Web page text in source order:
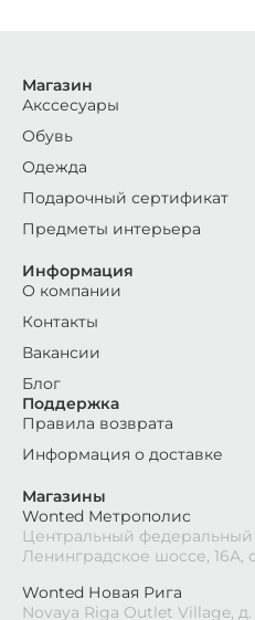
Магазины
Wonted Метрополис
Центральный федеральный
Ленинградское шоссе, 16А,
Wonted Новая Рига
Novaya Riga Outlet Village,
Магазин
Акссесуары
Обувь
Одежда
Подарочный сертификат
Предметы интерьера
Информация
О компании
Контакты
Вакансии
Блог
Поддержка
Правила возврата
Информация о доставке